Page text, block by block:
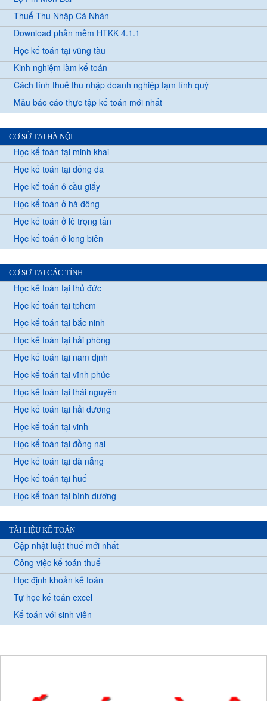
Thuế Thu Nhập Cá Nhân
Download phần mềm HTKK 4.1.1
Học kế toán tại vũng tàu
Kinh nghiệm làm kế toán
Cách tính thuế thu nhập doanh nghiệp tạm tính quý
Mẫu báo cáo thực tập kế toán mới nhất
CƠ SỞ TẠI HÀ NỘI
Học kế toán tại minh khai
Học kế toán tại đống đa
Học kế toán ở cầu giấy
Học kế toán ở hà đông
Học kế toán ở lê trọng tấn
Học kế toán ở long biên
CƠ SỞ TẠI CÁC TỈNH
Học kế toán tại thủ đức
Học kế toán tại tphcm
Học kế toán tại bắc ninh
Học kế toán tại hải phòng
Học kế toán tại nam định
Học kế toán tại vĩnh phúc
Học kế toán tại thái nguyên
Học kế toán tại hải dương
Học kế toán tại vinh
Học kế toán tại đồng nai
Học kế toán tại đà nẵng
Học kế toán tại huế
Học kế toán tại bình dương
TÀI LIỆU KẾ TOÁN
Cập nhật luật thuế mới nhất
Công việc kế toán thuế
Học định khoản kế toán
Tự học kế toán excel
Kế toán với sinh viên